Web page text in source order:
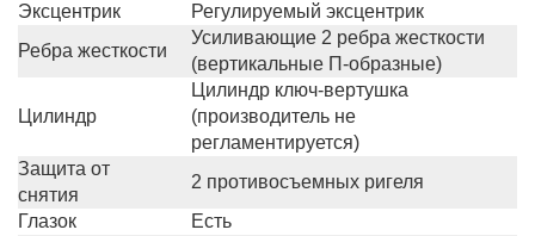
Эксцентрик
Регулируемый эксцентрик
Ребра жесткости
Усиливающие 2 ребра жесткости
(вертикальные П-образные)
Цилиндр
Цилиндр ключ-вертушка
(производитель не
регламентируется)
Защита от
снятия
2 противосъемных ригеля
Глазок
Есть